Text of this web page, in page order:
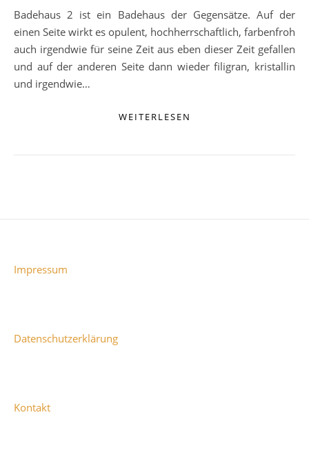
Badehaus 2 ist ein Badehaus der Gegensätze. Auf der
einen Seite wirkt es opulent, hochherrschaftlich, farbenfroh
auch irgendwie für seine Zeit aus eben dieser Zeit gefallen
und auf der anderen Seite dann wieder filigran, kristallin
und irgendwie…
WEITERLESEN
Impressum
Datenschutzerklärung
Kontakt